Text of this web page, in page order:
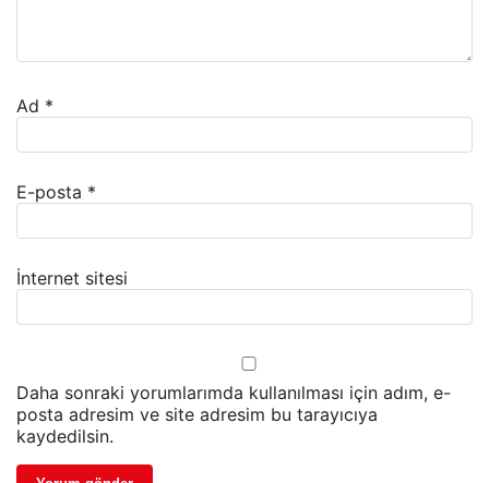
Ad *
E-posta *
İnternet sitesi
Daha sonraki yorumlarımda kullanılması için adım, e-
posta adresim ve site adresim bu tarayıcıya
kaydedilsin.